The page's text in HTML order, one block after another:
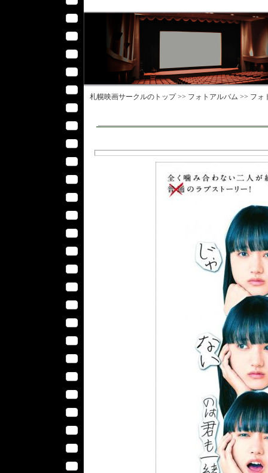
札幌映画サークルのトップ >> フォトアルバム >> フォ